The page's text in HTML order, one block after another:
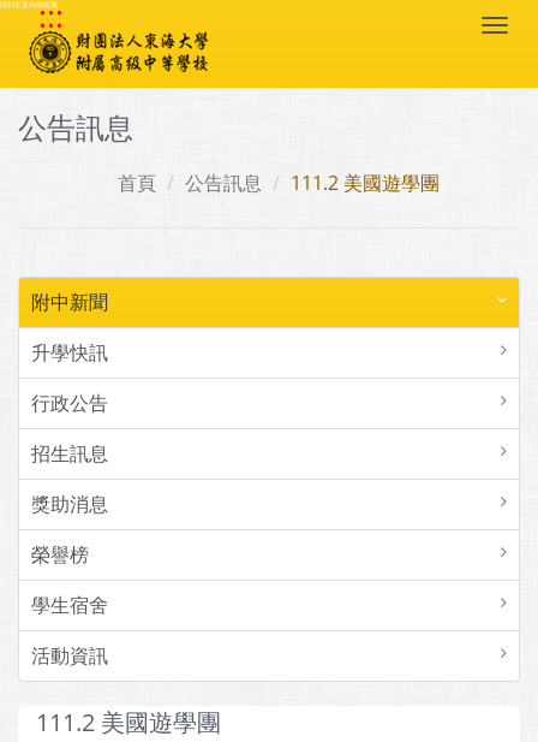
跳到主要內容區塊
:::
公告訊息
首頁 公告訊息 111.2 美國遊學團
附中新聞
升學快訊
行政公告
招生訊息
獎助消息
榮譽榜
學生宿舍
活動資訊
111.2 美國遊學團